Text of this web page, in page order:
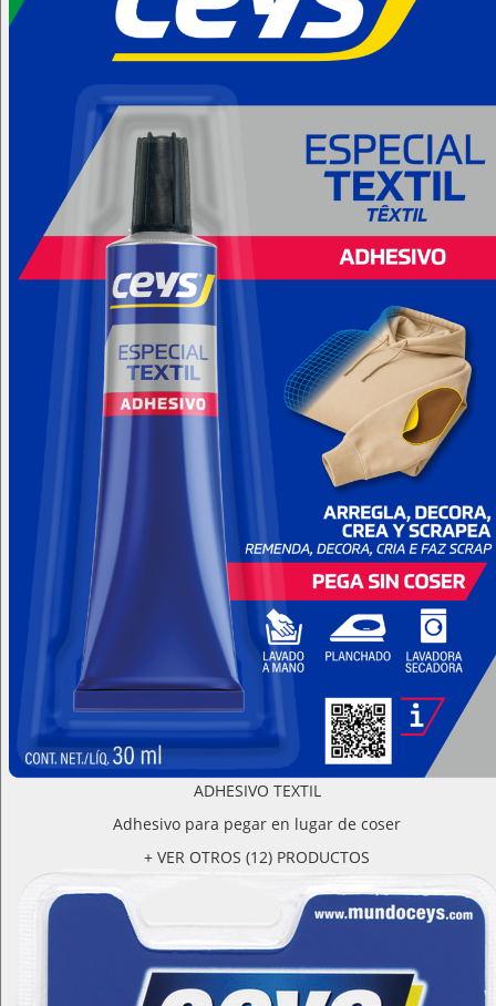
ADHESIVO TEXTIL
Adhesivo para pegar en lugar de coser
+ VER OTROS (12) PRODUCTOS